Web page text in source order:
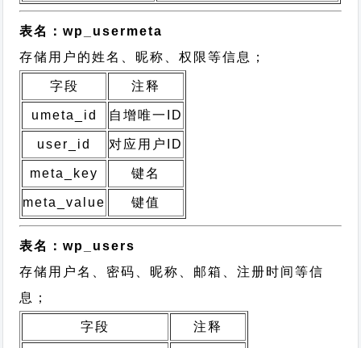
表名：wp_usermeta
存储用户的姓名、昵称、权限等信息；
字段 注释
umeta_id 自增唯一ID
user_id 对应用户ID
meta_key 键名
meta_value 键值
表名：wp_users
存储用户名、密码、昵称、邮箱、注册时间等信
息；
字段 注释